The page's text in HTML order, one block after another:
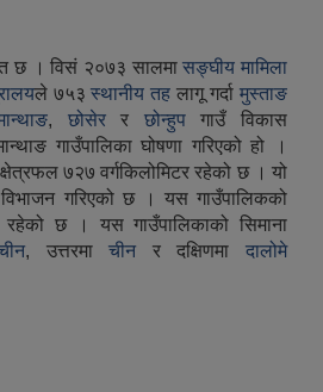
छ । विसं २०७३ सालमासङ्घीय मामिला
ले ७५३स्थानीय तह लागू गर्दामुस्ताङ
, छोसेरर छोन्हुपगाउँ विकास
गाउँपालिका घोषणा गरिएको हो ।
७२७ वर्गकिलोमिटर रहेको छ । यो
गरिएको छ । यस गाउँपालिकको
छ । यस गाउँपालिकाको सिमाना
, उत्तरमाचीन र दक्षिणमा दालोमे